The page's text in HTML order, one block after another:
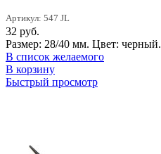
Артикул: 547 JL
32 руб.
Размер: 28/40 мм. Цвет: черный.
В список желаемого
В корзину
Быстрый просмотр